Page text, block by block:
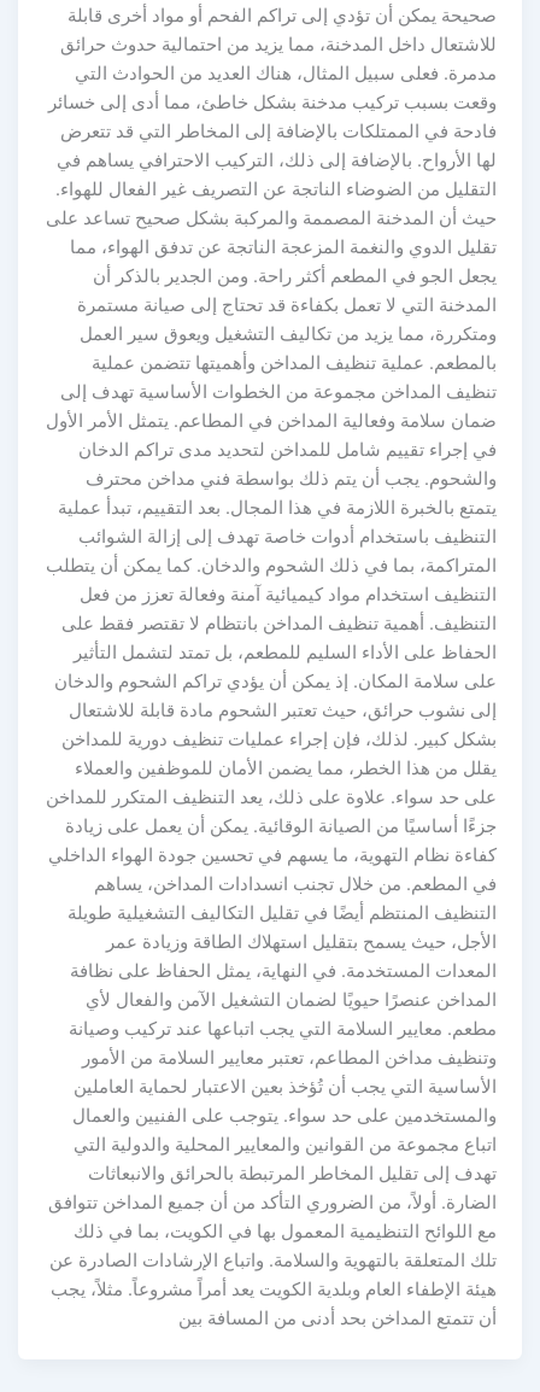
يمكن أن تؤدي إلى تراكم الفحم أو مواد أخرى قابلة
داخل المدخنة، مما يزيد من احتمالية حدوث حرائق
فعلى سبيل المثال، هناك العديد من الحوادث التي
بسبب تركيب مدخنة بشكل خاطئ، مما أدى إلى خسائر
في الممتلكات بالإضافة إلى المخاطر التي قد تتعرض
الأرواح. بالإضافة إلى ذلك، التركيب الاحترافي يساهم في
من الضوضاء الناتجة عن التصريف غير الفعال للهواء.
أن المدخنة المصممة والمركبة بشكل صحيح تساعد على
الدوي والنغمة المزعجة الناتجة عن تدفق الهواء، مما
الجو في المطعم أكثر راحة. ومن الجدير بالذكر أن
التي لا تعمل بكفاءة قد تحتاج إلى صيانة مستمرة
مما يزيد من تكاليف التشغيل ويعوق سير العمل
عملية تنظيف المداخن وأهميتها تتضمن عملية
المداخن مجموعة من الخطوات الأساسية تهدف إلى
سلامة وفعالية المداخن في المطاعم. يتمثل الأمر الأول
إجراء تقييم شامل للمداخن لتحديد مدى تراكم الدخان
يجب أن يتم ذلك بواسطة فني مداخن محترف
بالخبرة اللازمة في هذا المجال. بعد التقييم، تبدأ عملية
باستخدام أدوات خاصة تهدف إلى إزالة الشوائب
بما في ذلك الشحوم والدخان. كما يمكن أن يتطلب
استخدام مواد كيميائية آمنة وفعالة تعزز من فعل
أهمية تنظيف المداخن بانتظام لا تقتصر فقط على
على الأداء السليم للمطعم، بل تمتد لتشمل التأثير
سلامة المكان. إذ يمكن أن يؤدي تراكم الشحوم والدخان
نشوب حرائق، حيث تعتبر الشحوم مادة قابلة للاشتعال
كبير. لذلك، فإن إجراء عمليات تنظيف دورية للمداخن
من هذا الخطر، مما يضمن الأمان للموظفين والعملاء
حد سواء. علاوة على ذلك، يعد التنظيف المتكرر للمداخن
أساسيًا من الصيانة الوقائية. يمكن أن يعمل على زيادة
نظام التهوية، ما يسهم في تحسين جودة الهواء الداخلي
المطعم. من خلال تجنب انسدادات المداخن، يساهم
المنتظم أيضًا في تقليل التكاليف التشغيلية طويلة
حيث يسمح بتقليل استهلاك الطاقة وزيادة عمر
المستخدمة. في النهاية، يمثل الحفاظ على نظافة
عنصرًا حيويًا لضمان التشغيل الآمن والفعال لأي
معايير السلامة التي يجب اتباعها عند تركيب وصيانة
مداخن المطاعم، تعتبر معايير السلامة من الأمور
التي يجب أن تُؤخذ بعين الاعتبار لحماية العاملين
على حد سواء. يتوجب على الفنيين والعمال
مجموعة من القوانين والمعايير المحلية والدولية التي
إلى تقليل المخاطر المرتبطة بالحرائق والانبعاثات
أولاً، من الضروري التأكد من أن جميع المداخن تتوافق
اللوائح التنظيمية المعمول بها في الكويت، بما في ذلك
المتعلقة بالتهوية والسلامة. واتباع الإرشادات الصادرة عن
الإطفاء العام وبلدية الكويت يعد أمراً مشروعاً. مثلاً، يجب
تتمتع المداخن بحد أدنى من المسافة بين